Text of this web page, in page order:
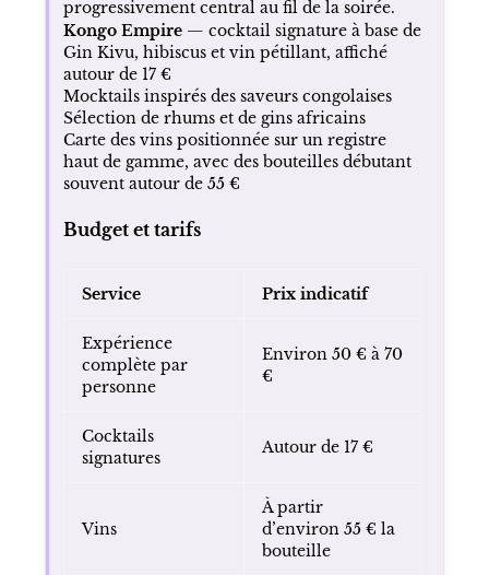
progressivement central au fil de la soirée.
Kongo Empire— cocktail signature à base de
Gin Kivu, hibiscus et vin pétillant, affiché
autour de 17 €
Mocktails inspirés des saveurs congolaises
Sélection de rhums et de gins africains
Carte des vins positionnée sur un registre
haut de gamme, avec des bouteilles débutant
souvent autour de 55 €
Budget et tarifs
Service Prix indicatif
Expérience
complète par
personne
Environ 50 € à 70
€
Cocktails
signatures
Autour de 17 €
Vins
À partir
d’environ 55 € la
bouteille